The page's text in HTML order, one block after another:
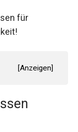
für
[Anzeigen]